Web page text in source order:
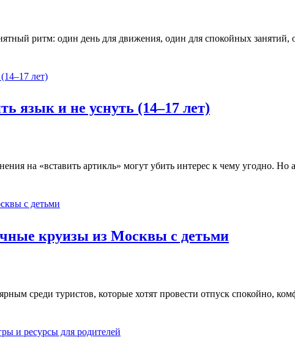
ритм: один день для движения, один для спокойных
язык и не уснуть (14–17 лет)
на «вставить артикль» могут убить интерес к чему угодно.
круизы из Москвы с детьми
среди туристов, которые хотят провести отпуск спокойно,